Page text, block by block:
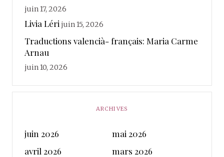
juin 17, 2026
Livia Léri juin 15, 2026
Traductions valencià- français: Maria Carme
Arnau
juin 10, 2026
ARCHIVES
juin 2026
mai 2026
avril 2026
mars 2026